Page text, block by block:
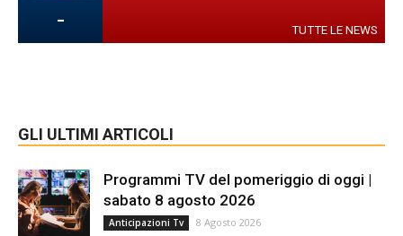
- TUTTE LE NEWS
GLI ULTIMI ARTICOLI
Programmi TV del pomeriggio di oggi |
sabato 8 agosto 2026
Anticipazioni Tv 8 Agosto 2026